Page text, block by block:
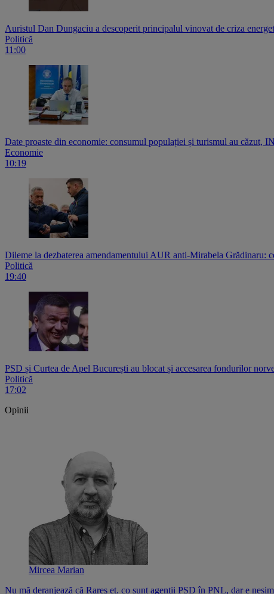
Auristul Dan Dungaciu a descoperit principalul vinovat de criza
Politică
11:00
Date proaste din economie: consumul populației și turismul au căzut,
Economie
10:19
Dileme la dezbaterea amendamentului AUR anti-Mirabela Grădinaru:
Politică
19:40
PSD și Curtea de Apel București au blocat și accesarea fondurilor
Politică
17:02
Opinii
Mircea Marian
Nu mă deranjează că Rareș et. co sunt agenții PSD în PNL, dar e